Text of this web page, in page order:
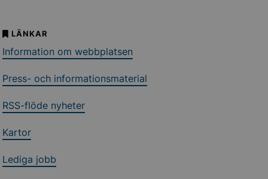
LÄNKAR
Information om webbplatsen
Press- och informationsmaterial
RSS-flöde nyheter
Kartor
Lediga jobb